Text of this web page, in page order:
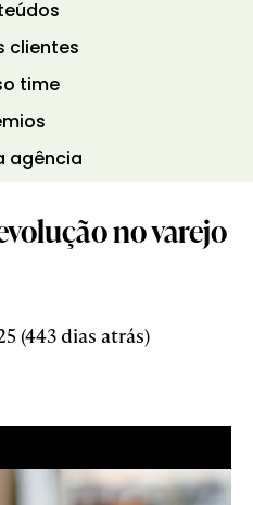
clientes
time
agência
no varejo
(443 dias atrás)